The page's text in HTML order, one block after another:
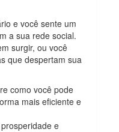
e você sente um
a sua rede social.
surgir, ou você
que despertam sua
como você pode
mais eficiente e
e